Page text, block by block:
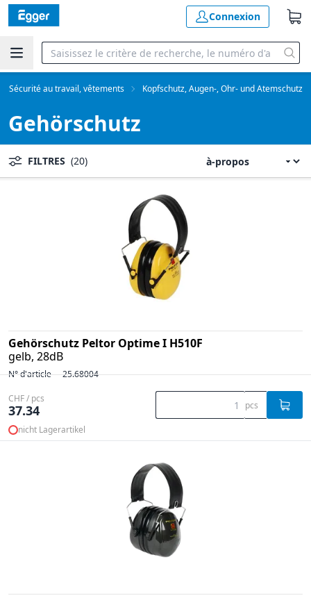
Connexion
Sécurité au travail, vêtements Kopfschutz, Augen-, Ohr- und Atemschutz
Gehörschutz
FILTRES (20)
Gehörschutz Peltor Optime I H510F
gelb, 28dB
N° d'article 25.68004
CHF / pcs
37.34 pcs
nicht Lagerartikel